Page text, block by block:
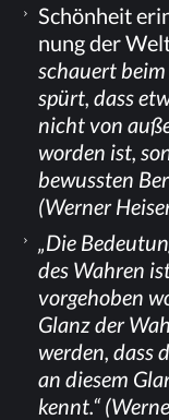
Schön­heit
nung der
schau­ert
spürt, dass
nicht von
wor­den ist,
be­wuss­ten
(Wer­ner
„Die
des Wah­ren
vor­ge­ho­ben
Glanz der
wer­den, dass
an die­sem
kennt.“